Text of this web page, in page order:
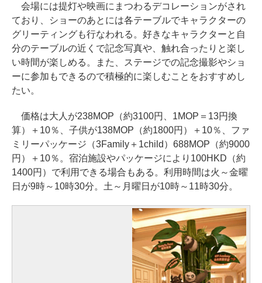
会場には提灯や映画にまつわるデコレーションがされ
ており、ショーのあとには各テーブルでキャラクターの
グリーティングも行なわれる。好きなキャラクターと自
分のテーブルの近くで記念写真や、触れ合ったりと楽し
い時間が楽しめる。また、ステージでの記念撮影やショ
ーに参加もできるので積極的に楽しむことをおすすめし
たい。
価格は大人が238MOP（約3100円、1MOP＝13円換
算）＋10％、子供が138MOP（約1800円）＋10％、ファ
ミリーパッケージ（3Family＋1child）688MOP（約9000
円）＋10％。宿泊施設やパッケージにより100HKD（約
1400円）で利用できる場合もある。利用時間は火～金曜
日が9時～10時30分。土～月曜日が10時～11時30分。